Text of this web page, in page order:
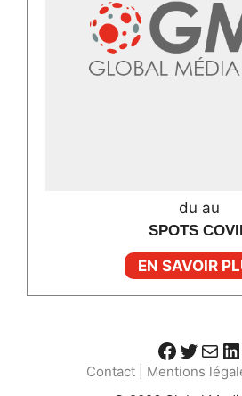
du au
SPOTS
EN SAVOIR
Facebook
Twitter
E-mail
Contact Mentions